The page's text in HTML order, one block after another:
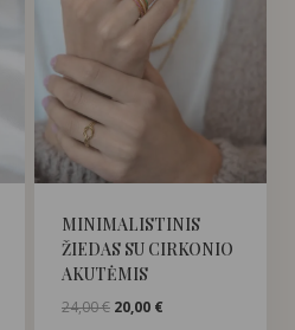
MINIMALISTINIS
ŽIEDAS SU CIRKONIO
AKUTĖMIS
24,00€ Original
20,00 €